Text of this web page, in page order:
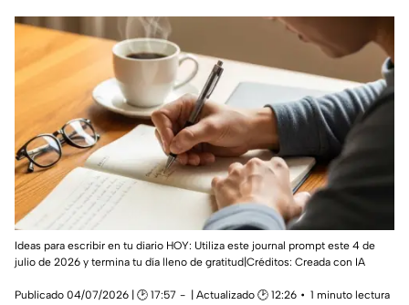
Ideas para escribir en tu diario HOY: Utiliza este journal prompt este 4 de
julio de 2026 y termina tu día lleno de gratitud|Créditos: Creada con IA
Publicado 04/07/2026 | 🕑 17:57 | Actualizado 🕑 12:26
1 minuto lectura